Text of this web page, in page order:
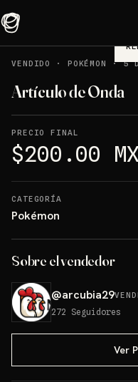
VENDIDO
· POKÉMON ·5
Artículo de Onda
PRECIO FINAL
$200.00
CATEGORÍA
Pokémon
Sobre el vendedor
@arcubia29
272 Seguidores
Ver